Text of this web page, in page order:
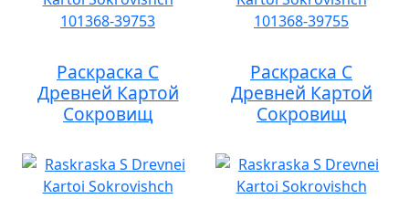
Раскраска С
Древней Картой
Сокровищ
Раскраска С
Древней Картой
Сокровищ